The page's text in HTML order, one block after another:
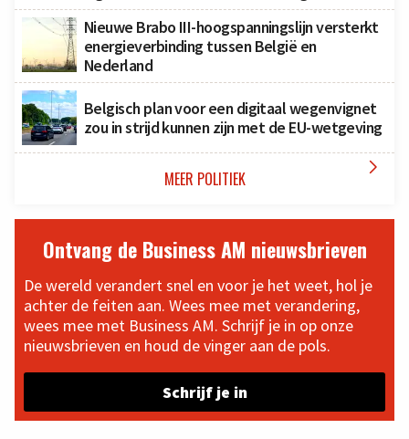
Nieuwe Brabo III-hoogspanningslijn versterkt
energieverbinding tussen België en
Nederland
Belgisch plan voor een digitaal wegenvignet
zou in strijd kunnen zijn met de EU-wetgeving
MEER POLITIEK 
Ontvang de Business AM nieuwsbrieven
De wereld verandert snel en voor je het weet, hol je
achter de feiten aan. Wees mee met verandering,
wees mee met Business AM. Schrijf je in op onze
nieuwsbrieven en houd de vinger aan de pols.
Schrijf je in